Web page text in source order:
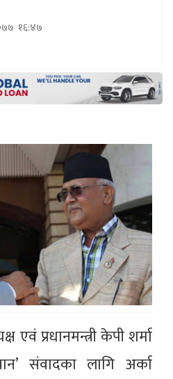
१६:४७
एवं प्रधानमन्त्री केपी शर्मा
संवादका लागि अर्का